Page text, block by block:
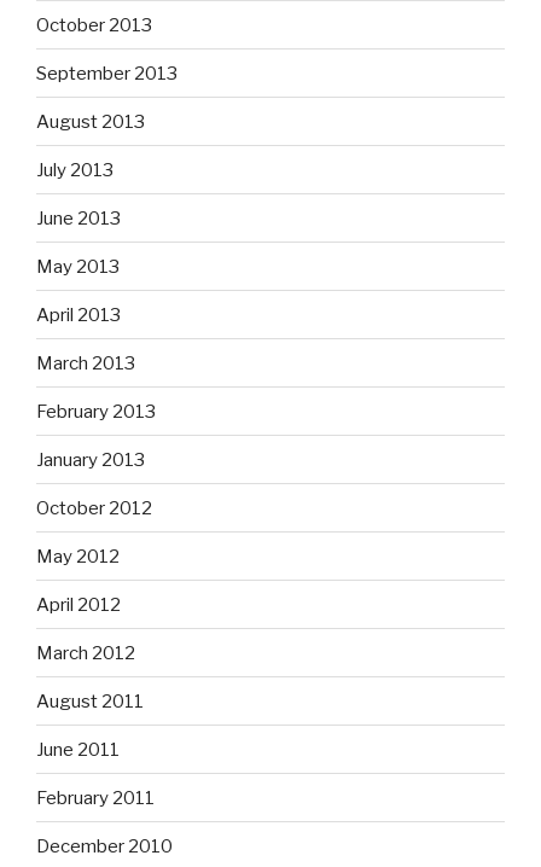
October 2013
September 2013
August 2013
July 2013
June 2013
May 2013
April 2013
March 2013
February 2013
January 2013
October 2012
May 2012
April 2012
March 2012
August 2011
June 2011
February 2011
December 2010